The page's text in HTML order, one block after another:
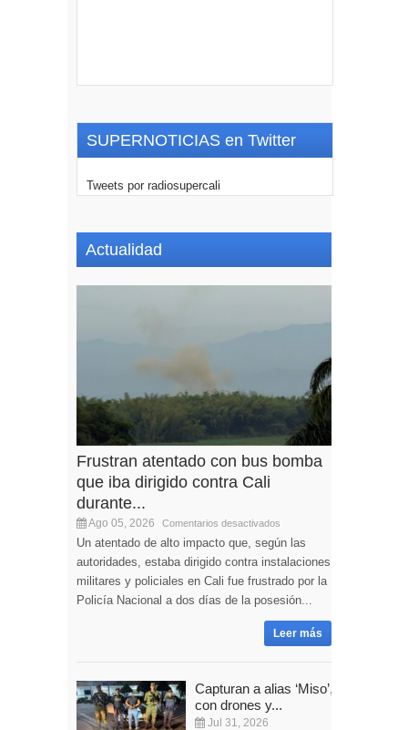
SUPERNOTICIAS en Twitter
Tweets por radiosupercali
Actualidad
Frustran atentado con bus bomba
que iba dirigido contra Cali
durante...
Ago 05, 2026 Comentarios desactivados
Un atentado de alto impacto que, según las
autoridades, estaba dirigido contra instalaciones
militares y policiales en Cali fue frustrado por la
Policía Nacional a dos días de la posesión...
Leer más
Capturan a alias ‘Miso’,
con drones y...
Jul 31, 2026